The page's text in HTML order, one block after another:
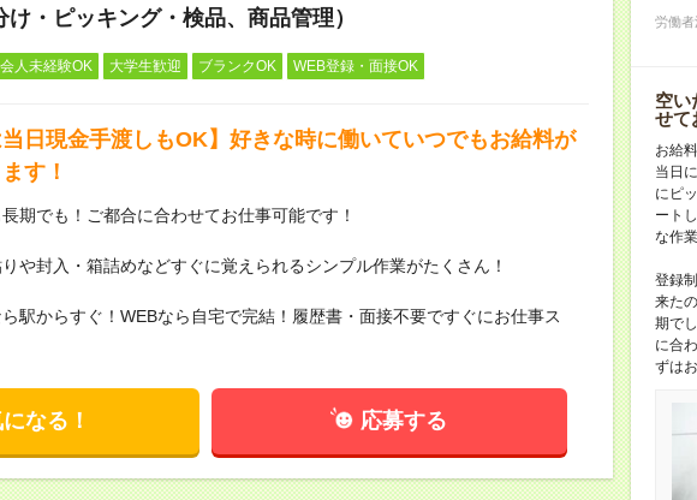
・ピッキング・検品、商品管理）
人未経験OK 大学生歓迎 ブランクOK WEB登録・面接OK
当日現金手渡しもOK】好きな時に働いていつでもお給料が
す！
期でも！ご都合に合わせてお仕事可能です！
りや封入・箱詰めなどすぐに覚えられるシンプル作業がたくさん！
ら駅からすぐ！WEBなら自宅で完結！履歴書・面接不要ですぐにお仕事ス
なる！ 応募する
労働
空い
せて
お給
当日
にピ
ート
な作
登録
来た
期で
に合
ずは